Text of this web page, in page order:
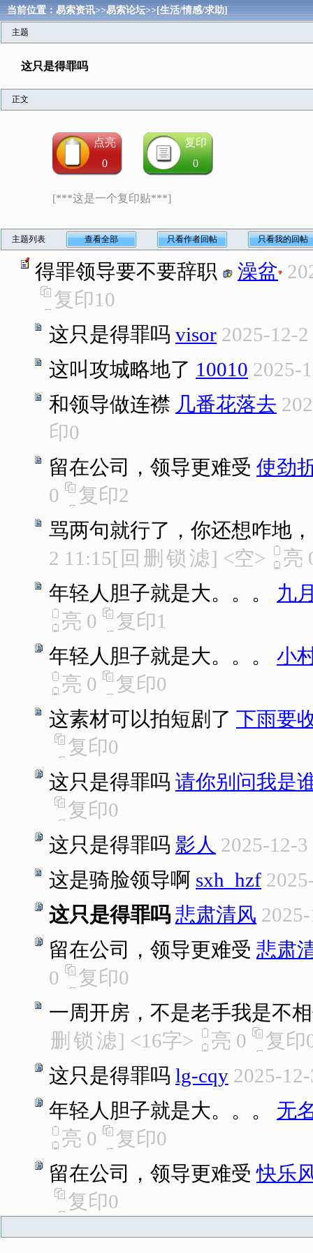
当前位置：易索资讯>>易索论坛>>[生活/情感/求助]
主题
这只是得罪吗
正文
点亮
0
复印
0
[***这是一个复印贴***]
主题列表 查看全部 只看作者回帖 只看我的回帖
得罪领导要不要辞职 澡盆
复印10
这只是得罪吗 visor 2025-12-
这叫攻城略地了 10010 2025-
和领导做连襟 几番花落去
印0
留在公司，领导更难受 使劲
0
复印2
骂两句就行了，你还想咋地
2 11:15[ 回 删 锁 滤] <空> 亮
年轻人胆子就是大。。。
九
亮 0 复印1
年轻人胆子就是大。。。
小
亮 0 复印0
这素材可以拍短剧了 下雨要
复印0
这只是得罪吗 请你别问我是
复印0
这只是得罪吗 影人 2025-12-3
这是骑脸领导啊 sxh_hzf
这只是得罪吗 悲肃清风
留在公司，领导更难受 悲肃
0
复印0
一周开房，不是老手我是不
删 锁 滤] <16字> 亮 0 复印
这只是得罪吗 lg-cqy 2025-
年轻人胆子就是大。。。
无
亮 0 复印0
留在公司，领导更难受 快乐
复印0